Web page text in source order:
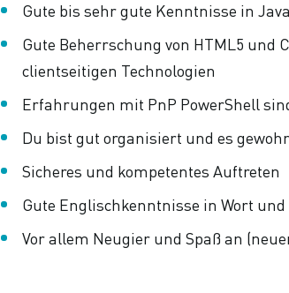
Gute bis sehr gute Kenntnisse in
Gute Beherrschung von HTML5 und
clientseitigen Technologien
Erfahrungen mit PnP PowerShell
Du bist gut organisiert und es
Sicheres und kompetentes Auftreten
Gute Englischkenntnisse in Wort
Vor allem Neugier und Spaß an